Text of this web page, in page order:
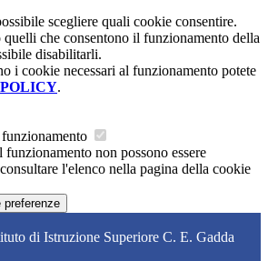
scegliere quali cookie consentire.
quelli che consentono il funzionamento della
disabilitarli.
i cookie necessari al funzionamento potete
.
non possono essere
l'elenco nella pagina della cookie
preferenze
di Istruzione Superiore C. E. Gadda